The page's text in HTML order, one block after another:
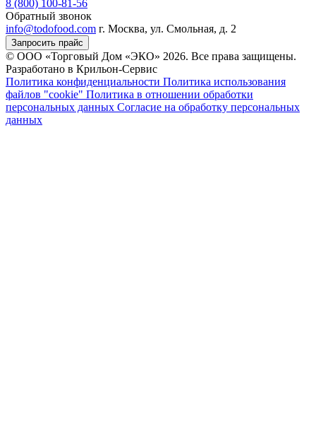
8 (800) 100-81-56
Обратный звонок
info@todofood.com г. Москва, ул. Смольная, д. 2
Запросить прайс
© ООО «Торговый Дом «ЭКО» 2026. Все права защищены.
Разработано в Крильон-Сервис
Политика конфиденциальности Политика использования
файлов "cookie" Политика в отношении обработки
персональных данных Согласие на обработку персональных
данных